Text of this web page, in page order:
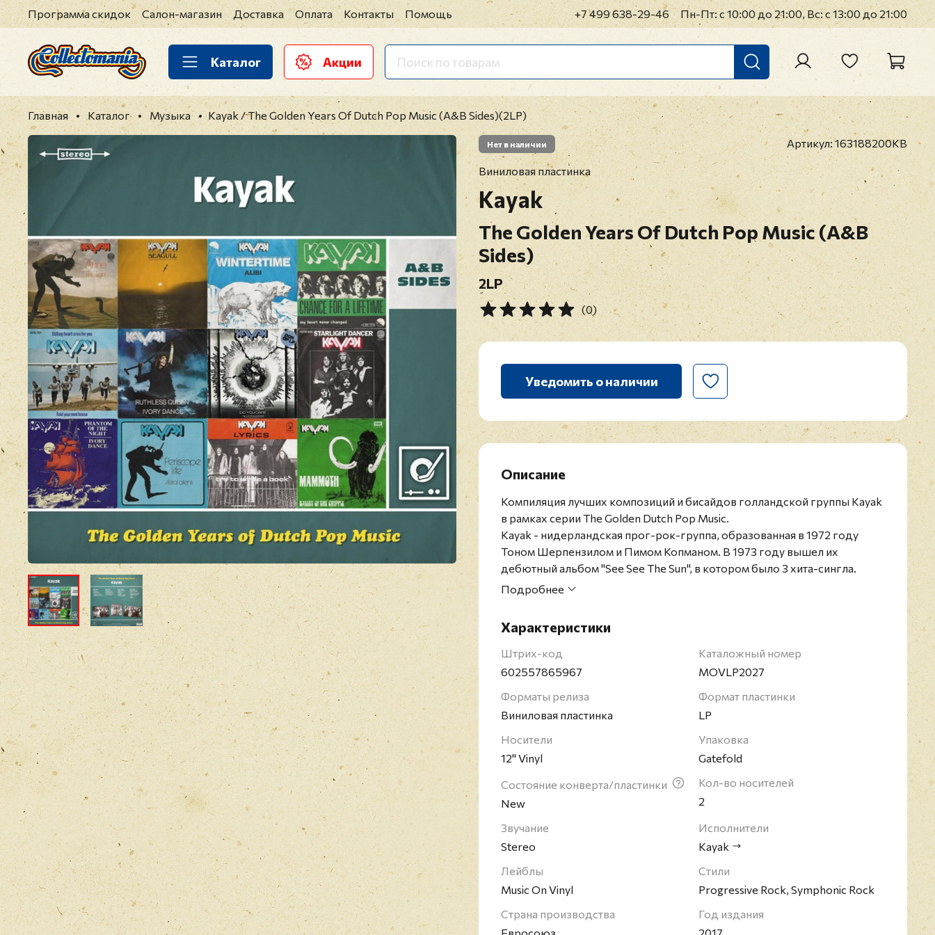
Программа скидок Салон-магазин Доставка Оплата Контакты Помощь +7 499 638-29-46 Пн-Пт: с 10:00 до 21:00, Вс: с 13:00 до 21:00
Каталог Акции
Главная Каталог Музыка Kayak / The Golden Years Of Dutch Pop Music (A&B Sides)(2LP)
Нет в наличии Артикул:163188200KB
Виниловая пластинка
Kayak
The Golden Years Of Dutch Pop Music (A&B
Sides)
2LP
(0)
Уведомить о наличии
Описание
Компиляция лучших композиций и бисайдов голландской группы Kayak
в рамках серии The Golden Dutch Pop Music.
Kayak - нидерландская прог-рок-группа, образованная в 1972 году
Тоном Шерпензилом и Пимом Копманом. В 1973 году вышел их
дебютный альбом "See See The Sun", в котором было 3 хита-сингла.
Сразу после этого, по их словам, в печати они были немедленно названы
занял 6-е место в нидерландских чартах. Группа распалась в 1982 году,
выпустив в итоге 9 альбомов.
Подробнее
Характеристики
Штрих-код
602557865967
Каталожный номер
MOVLP2027
Форматы релиза
Виниловая пластинка
Формат пластинки
LP
Носители
12" Vinyl
Упаковка
Gatefold
Состояние конверта/пластинки
New
Кол-во носителей
2
Звучание
Stereo
Исполнители
Kayak
Лейблы
Music On Vinyl
Стили
Progressive Rock, Symphonic Rock
Страна производства
Год издания